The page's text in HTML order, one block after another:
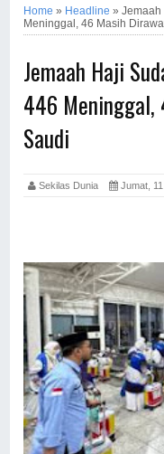
Home » Headline »Jemaah
Meninggal, 46 Masih
Jemaah Haji
446 Meninggal,
Saudi
Sekilas Dunia Jumat,